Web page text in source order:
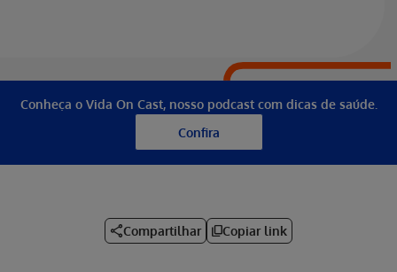
Conheça o Vida On Cast, nosso podcast com dicas de saúde.
Confira
Compartilhar Copiar link